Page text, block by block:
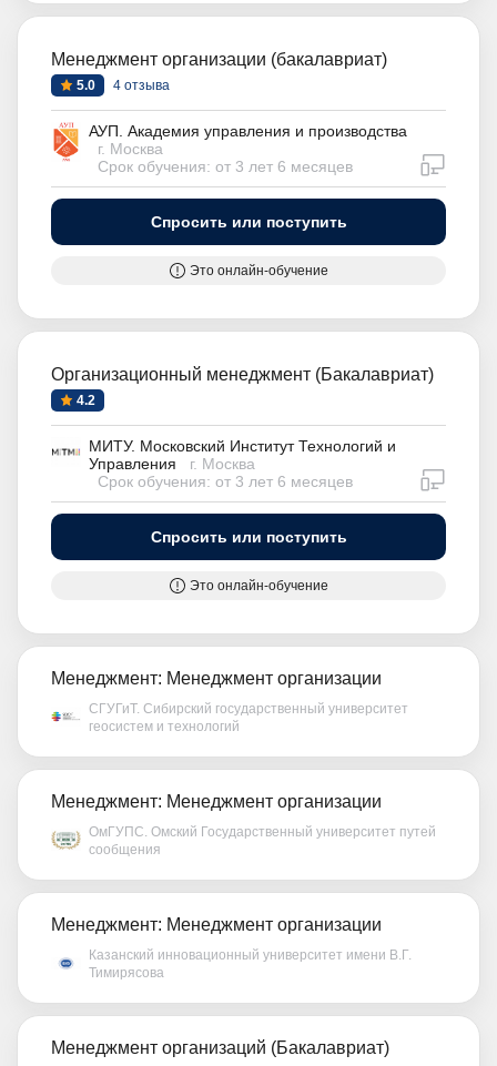
Менеджмент организации (бакалавриат)
5.0 4 отзыва
АУП. Академия управления и производства
г. Москва
Срок обучения: от 3 лет 6 месяцев
Спросить или поступить
Это онлайн-обучение
Организационный менеджмент (Бакалавриат)
4.2
МИТУ. Московский Институт Технологий и
Управления
г. Москва
Срок обучения: от 3 лет 6 месяцев
Спросить или поступить
Это онлайн-обучение
Менеджмент: Менеджмент организации
СГУГиТ. Сибирский государственный университет
геосистем и технологий
Менеджмент: Менеджмент организации
ОмГУПС. Омский Государственный университет путей
сообщения
Менеджмент: Менеджмент организации
Казанский инновационный университет имени В.Г.
Тимирясова
Менеджмент организаций (Бакалавриат)